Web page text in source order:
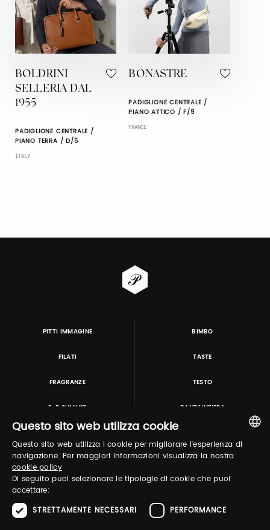
BOLDRINI
SELLERIA DAL
1955
PADIGLIONE CENTRALE /
PIANO TERRA / D/5
ITALY
BONASTRE
PADIGLIONE CENTRALE /
PIANO ATTICO / F/9
FRANCE
PITTI IMMAGINE BIMBO
FILATI TASTE
FRAGRANZE TESTO
E-P SUMMIT DANZAINFIERA
TUTORING & CONSULTING
ITALIAN
Questo sito web utilizza cookie
Questo sito web utilizza i cookie per migliorare l'esperienza di
navigazione. Per maggiori informazioni visualizza la nostra
cookie policy
Di seguito puoi selezionare le tipologie di cookie che puoi
accettare:
STRETTAMENTE NECESSARI
PERFORMANCE